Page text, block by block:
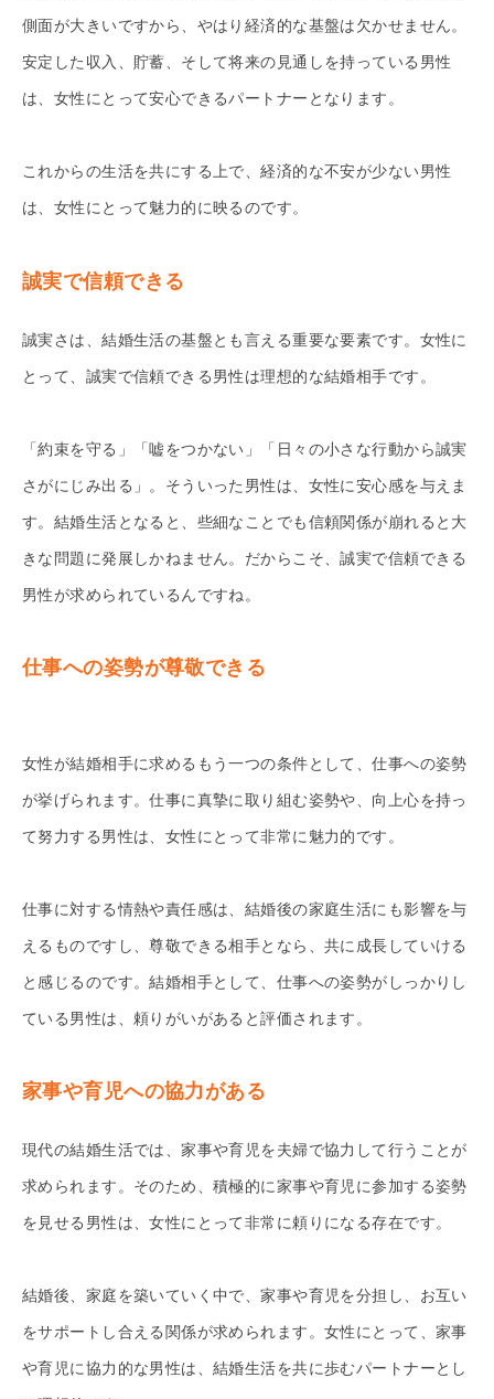
側面が大きいですから、やはり経済的な基盤は欠かせません。
安定した収入、貯蓄、そして将来の見通しを持っている男性
は、女性にとって安心できるパートナーとなります。
これからの生活を共にする上で、経済的な不安が少ない男性
は、女性にとって魅力的に映るのです。
誠実で信頼できる
誠実さは、結婚生活の基盤とも言える重要な要素です。女性に
とって、誠実で信頼できる男性は理想的な結婚相手です。
「約束を守る」「嘘をつかない」「日々の小さな行動から誠実
さがにじみ出る」。そういった男性は、女性に安心感を与えま
す。結婚生活となると、些細なことでも信頼関係が崩れると大
きな問題に発展しかねません。だからこそ、誠実で信頼できる
男性が求められているんですね。
仕事への姿勢が尊敬できる
女性が結婚相手に求めるもう一つの条件として、仕事への姿勢
が挙げられます。仕事に真摯に取り組む姿勢や、向上心を持っ
て努力する男性は、女性にとって非常に魅力的です。
仕事に対する情熱や責任感は、結婚後の家庭生活にも影響を与
えるものですし、尊敬できる相手となら、共に成長していける
と感じるのです。結婚相手として、仕事への姿勢がしっかりし
ている男性は、頼りがいがあると評価されます。
家事や育児への協力がある
現代の結婚生活では、家事や育児を夫婦で協力して行うことが
求められます。そのため、積極的に家事や育児に参加する姿勢
を見せる男性は、女性にとって非常に頼りになる存在です。
結婚後、家庭を築いていく中で、家事や育児を分担し、お互い
をサポートし合える関係が求められます。女性にとって、家事
や育児に協力的な男性は、結婚生活を共に歩むパートナーとし